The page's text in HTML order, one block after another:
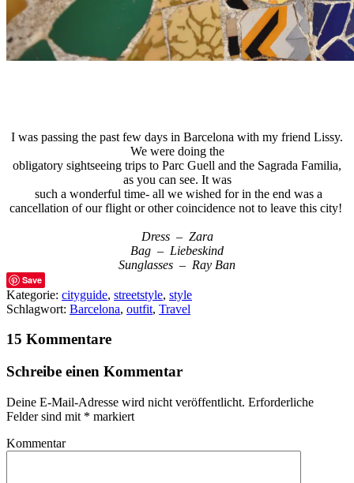
I was passing the past few days in Barcelona with my friend Lissy.
We were doing the
obligatory sightseeing trips to Parc Guell and the Sagrada Familia,
as you can see. It was
such a wonderful time- all we wished for in the end was a
cancellation of our flight or other coincidence not to leave this city!
Dress – Zara
Bag – Liebeskind
Sunglasses – Ray Ban
Save
Kategorie: cityguide, streetstyle, style
Schlagwort: Barcelona, outfit, Travel
15 Kommentare
Schreibe einen Kommentar
Deine E-Mail-Adresse wird nicht veröffentlicht. Erforderliche
Felder sind mit * markiert
Kommentar